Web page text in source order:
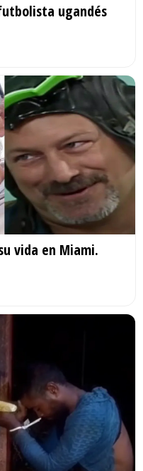
ugandés
vida en Miami.